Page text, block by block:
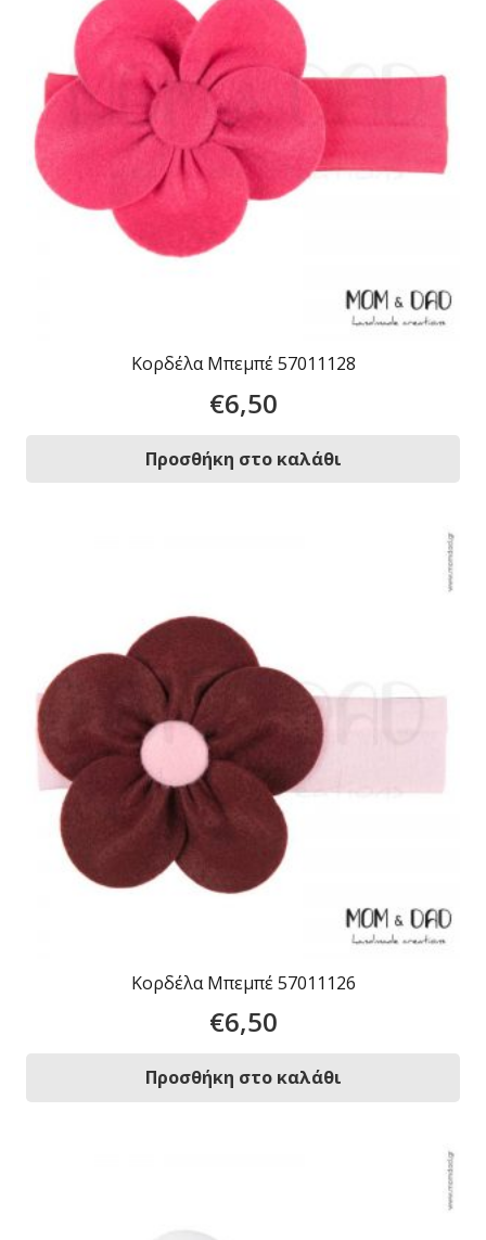
Κορδέλα Μπεμπέ 57011128
€6,50
Προσθήκη στο καλάθι
Κορδέλα Μπεμπέ 57011126
€6,50
Προσθήκη στο καλάθι